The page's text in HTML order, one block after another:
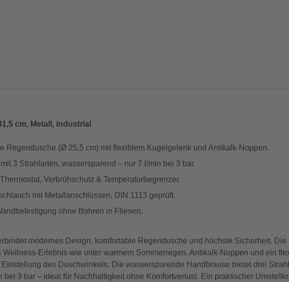
cm, Metall, industrial
Regendusche (Ø 25,5 cm) mit flexiblem Kugelgelenk und Antikalk-Noppen.
3 Strahlarten, wassersparend – nur 7 l/min bei 3 bar.
Verbrühschutz & Temperaturbegrenzer.
mit Metallanschlüssen, DIN 1113 geprüft.
ohne Bohren in Fliesen.
modernes Design, komfortable Regendusche und höchste Sicherheit.
Wellness-Erlebnis wie unter warmem Sommerregen. Antikalk-Noppen und ein
des Duschwinkels. Die wassersparende Handbrause bietet drei
bei 3 bar – ideal für Nachhaltigkeit ohne Komfortverlust. Ein praktischer